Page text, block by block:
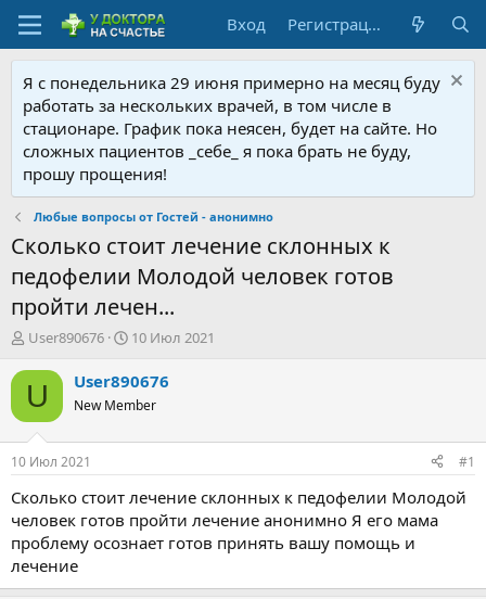
Вход Регистрация
Я с понедельника 29 июня примерно на месяц буду
работать за нескольких врачей, в том числе в
стационаре. График пока неясен, будет на сайте. Но
сложных пациентов _себе_ я пока брать не буду,
прошу прощения!
Любые вопросы от Гостей - анонимно
Сколько стоит лечение склонных к
педофелии Молодой человек готов
пройти лечен...
А
т
т
е
м
ы
User890676
Д
т
а
н
а
л
10 Июл 2021
U User890676
New Member
10 Июл 2021 #1
Сколько стоит лечение склонных к педофелии Молодой
человек готов пройти лечение анонимно Я его мама
проблему осознает готов принять вашу помощь и
лечение